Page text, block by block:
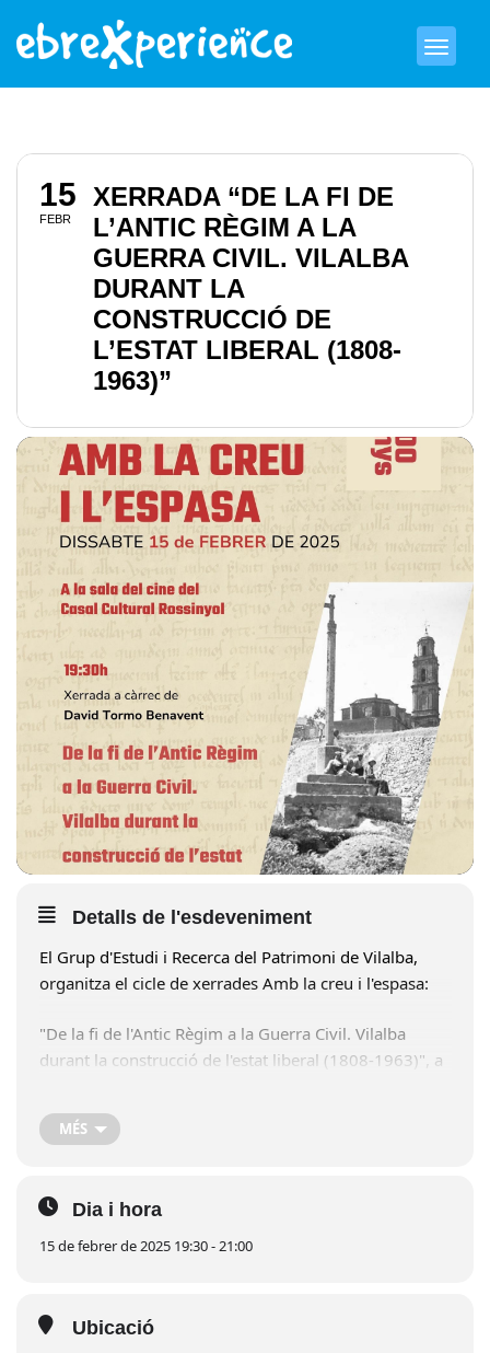
15
FEBR
XERRADA “DE LA FI DE
L’ANTIC RÈGIM A LA
GUERRA CIVIL. VILALBA
DURANT LA
CONSTRUCCIÓ DE
L’ESTAT LIBERAL (1808-
1963)”
Detalls de l'esdeveniment
El Grup d'Estudi i Recerca del Patrimoni de Vilalba,
organitza el cicle de xerrades Amb la creu i l'espasa:
"De la fi de l'Antic Règim a la Guerra Civil. Vilalba
durant la construcció de l'estat liberal (1808-1963)", a
Dissabte 15 de febrer, a les 19:30 h a la Sala del
MÉS
Dia i hora
15 de febrer de 2025 19:30 - 21:00
Ubicació